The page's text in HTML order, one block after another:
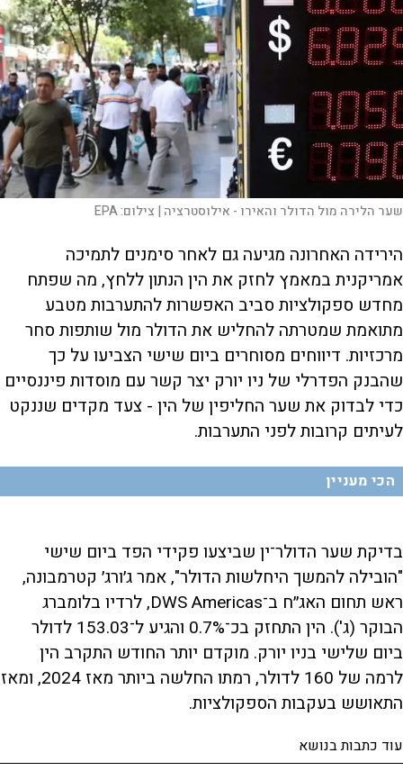
שער הלירה מול הדולר והאירו - אילוסטרציה | צילום:EPA
הירידה האחרונה מגיעה גם לאחר סימנים לתמיכה
אמריקנית במאמץ לחזק את הין הנתון ללחץ, מה שפתח
מחדש ספקולציות סביב האפשרות להתערבות מטבע
מתואמת שמטרתה להחליש את הדולר מול שותפות סחר
מרכזיות. דיווחים מסוחרים ביום שישי הצביעו על כך
שהבנק הפדרלי של ניו יורק יצר קשר עם מוסדות פיננסיים
כדי לבדוק את שער החליפין של הין - צעד מקדים שננקט
לעיתים קרובות לפני התערבות.
הכי מעניין
בדיקת שער הדולר־ין שביצעו פקידי הפד ביום שישי
"הובילה להמשך היחלשות הדולר", אמר ג׳ורג׳ קטרמבונה,
ראש תחום האג״ח ב־DWS Americas, לרדיו בלומברג
הבוקר (ג'). הין התחזק בכ־0.7% והגיע ל־153.03 לדולר
ביום שלישי בניו יורק. מוקדם יותר החודש התקרב הין
לרמה של 160 לדולר, רמתו החלשה ביותר מאז 2024, ומאז
התאושש בעקבות הספקולציות.
עוד כתבות בנושא